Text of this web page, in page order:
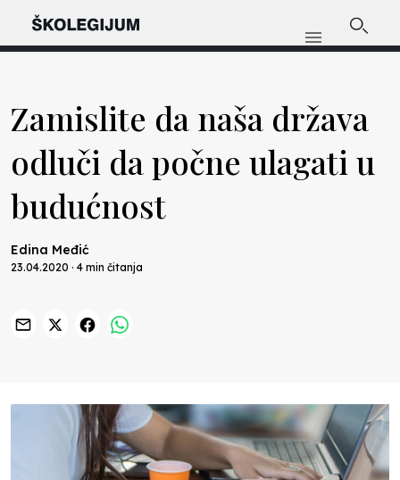
Zamislite da naša država
odluči da počne ulagati u
budućnost
Edina Međić
23.04.2020 · 4 min čitanja